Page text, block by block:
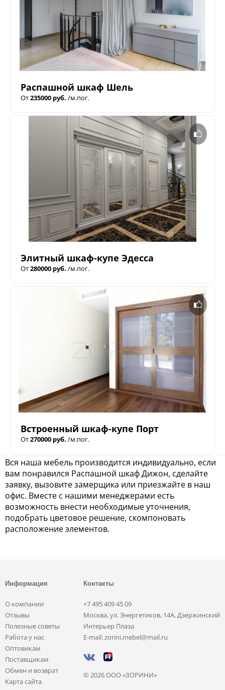
Распашной шкаф Шель
От235000 руб. /м.пог.
Элитный шкаф-купе Эдесса
От280000 руб. /м.пог.
Встроенный шкаф-купе Порт
От270000 руб. /м.пог.
Вся наша мебель производится индивидуально, если
вам понравился Распашной шкаф Дижон, сделайте
заявку, вызовите замерщика или приезжайте в наш
офис. Вместе с нашими менеджерами есть
возможность внести необходимые уточнения,
подобрать цветовое решение, скомпоновать
расположение элементов.
Информация
О компании
Отзывы
Полезные советы
Работа у нас
Оптовикам
Поставщикам
Обмен и возврат
Карта сайта
Контакты
+7 495 409 45 09
Москва, ул. Энергетиков, 14А, Дзержинский
Интерьер Плаза
E-mail: zorini.mebel@mail.ru
© 2026 ООО «ЗОРИНИ»